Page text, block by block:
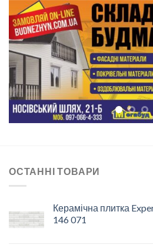
ОСТАННІ ТОВАРИ
Керамічна плитка
146 071